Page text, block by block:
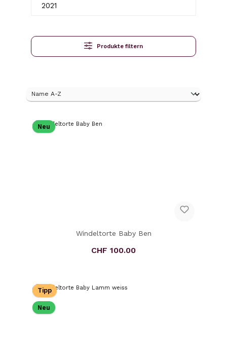
2021
Produkte filtern
Neu
Windeltorte Baby Ben
Regulärer Preis:
CHF 100.00
Tipp
Neu